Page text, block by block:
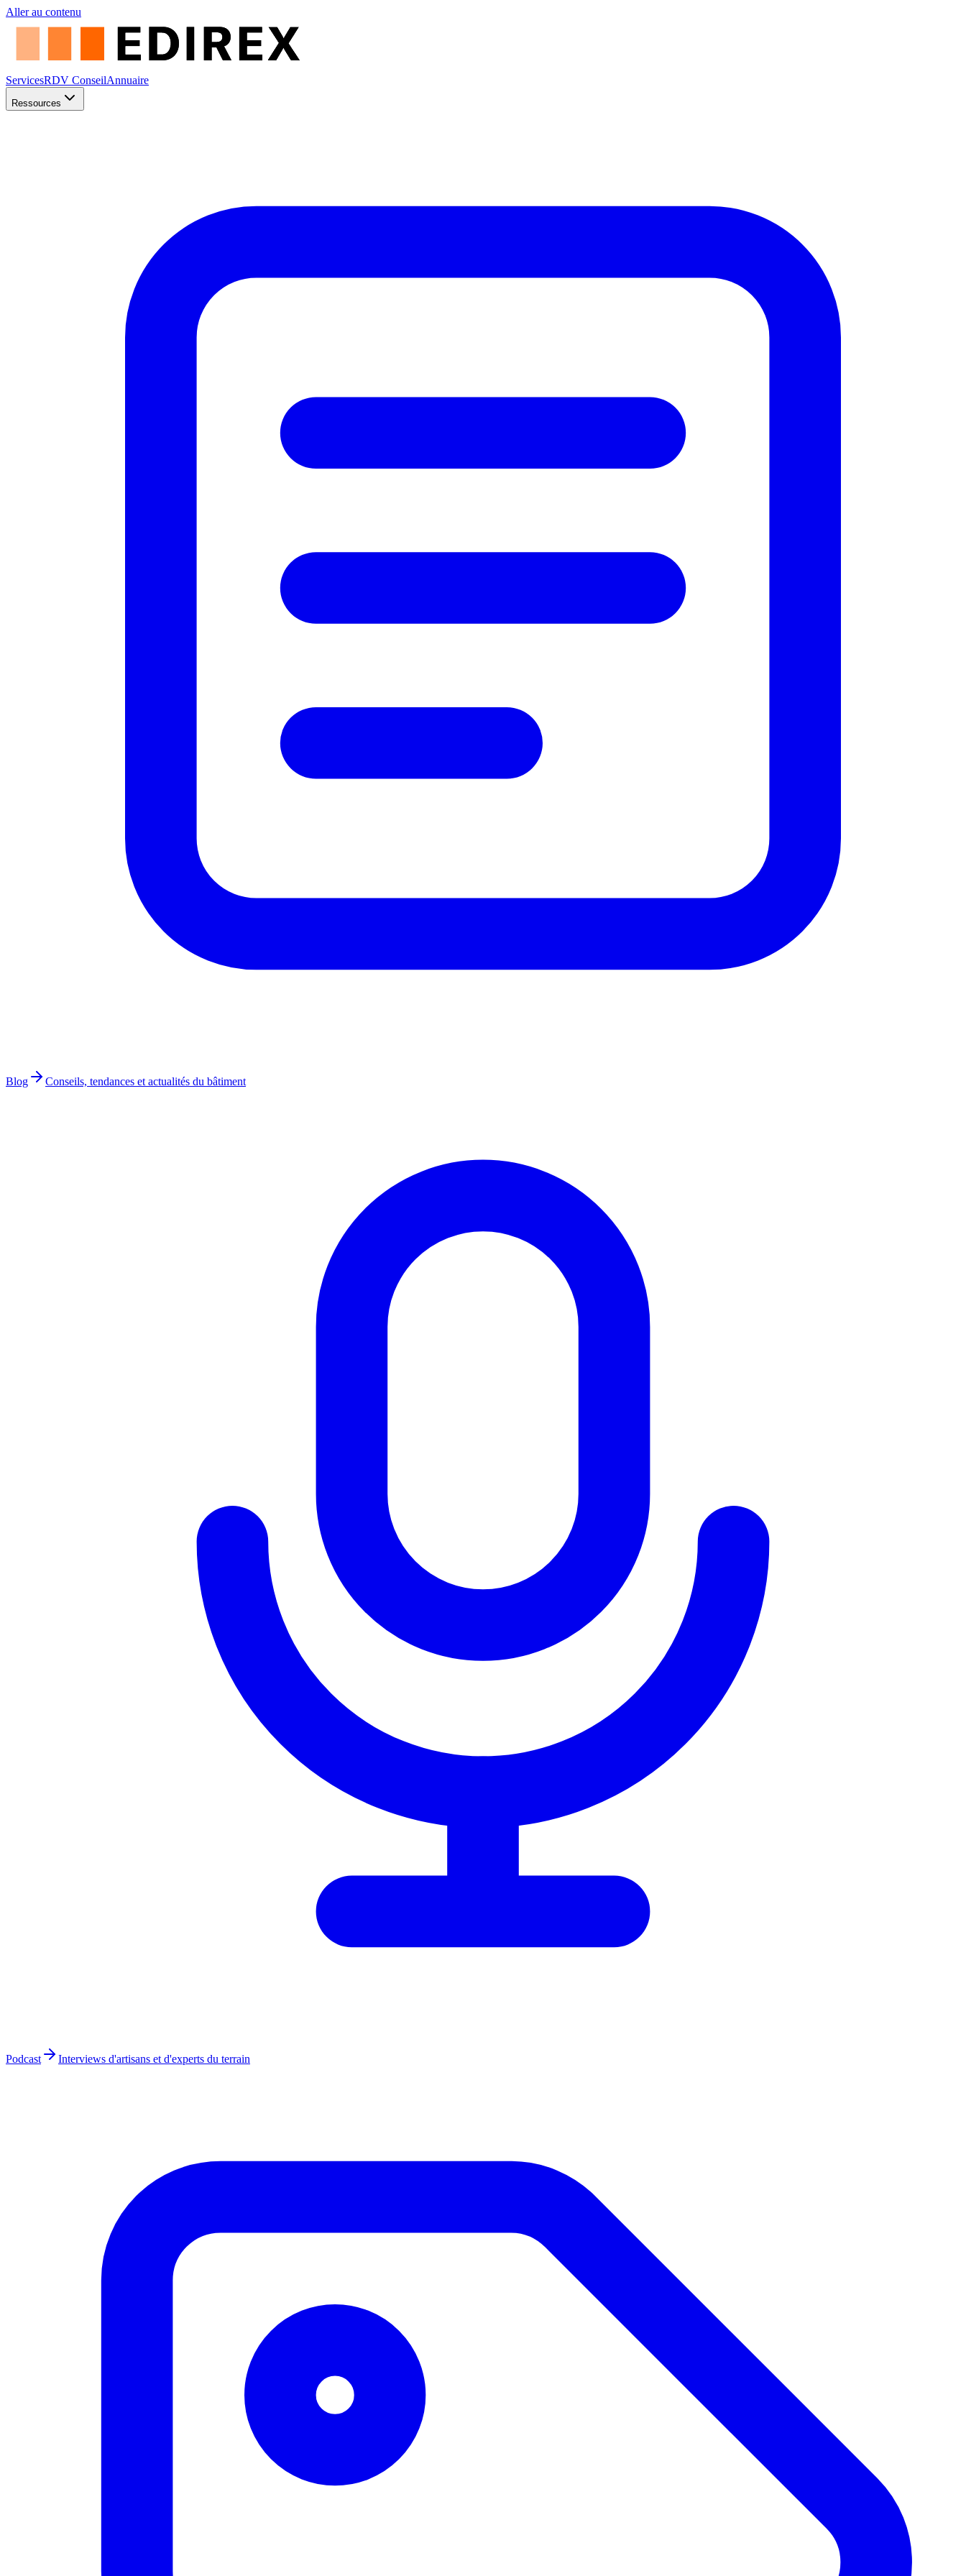
Aller au contenu
ServicesRDV ConseilAnnuaire
Ressources
Blog Conseils, tendances et actualités du bâtiment
Podcast Interviews d'artisans et d'experts du terrain